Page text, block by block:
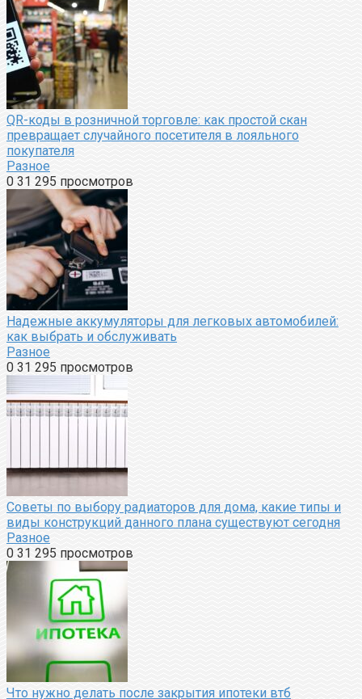
QR-коды в розничной торговле: как простой скан
превращает случайного посетителя в лояльного
покупателя
Разное
0 31 295 просмотров
Надежные аккумуляторы для легковых автомобилей:
как выбрать и обслуживать
Разное
0 31 295 просмотров
Советы по выбору радиаторов для дома, какие типы и
виды конструкций данного плана существуют сегодня
Разное
0 31 295 просмотров
Что нужно делать после закрытия ипотеки втб